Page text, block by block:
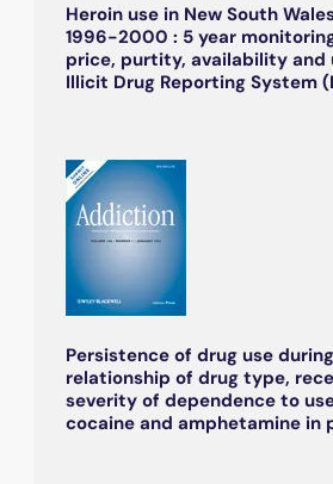
Heroin use in New South
1996-2000 : 5 year
price, purtity, availability and
Illicit Drug Reporting System
Persistence of drug use
relationship of drug type,
severity of dependence to
cocaine and amphetamine in